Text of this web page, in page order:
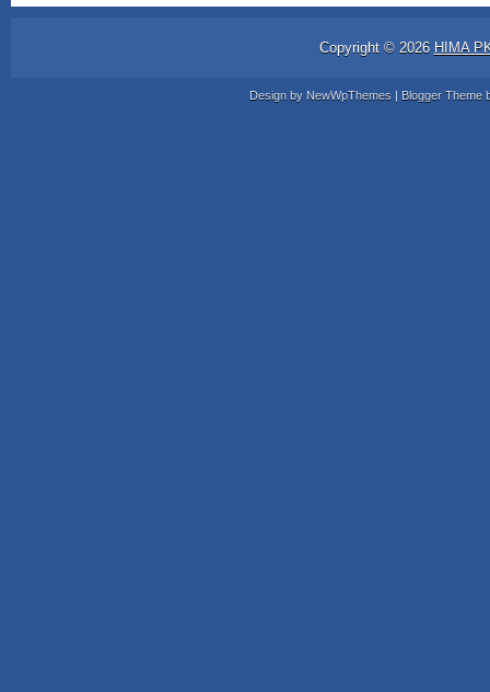
Copyright © 2026 HIMA
Design by NewWpThemes | Blogger Theme